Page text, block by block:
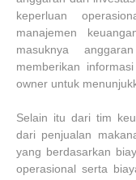
keperluan
manajemen
masuknya
memberikan
owner untuk
Selain itu dari tim
dari penjualan
yang berdasarkan
operasional serta